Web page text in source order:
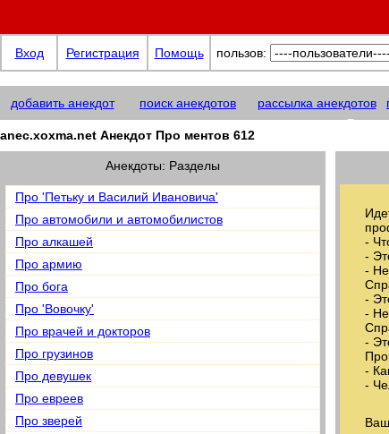
anec.xoxma@net
Вход Регистрация Помощь пользов:
добавить анекдот поиск анекдотов рассылка анекдотов
anec.xoxma.net Анекдот Про ментов 612
Анекдоты: Разделы
Про 'Петьку и Василий Ивановича'
Про автомобили и автомобилистов
Про алкашей
Про армию
Про бога
Про 'Вовочку'
Про врачей и докторов
Про грузинов
Про девушек
Про евреев
Про зверей
-
-
-
-
-
-
-
-